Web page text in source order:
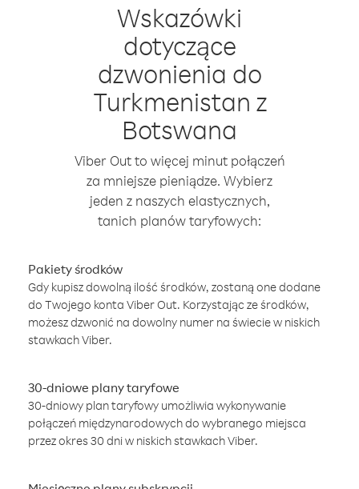
Wskazówki
dotyczące
dzwonienia do
Turkmenistan z
Botswana
Viber Out to więcej minut połączeń
za mniejsze pieniądze. Wybierz
jeden z naszych elastycznych,
tanich planów taryfowych:
Pakiety środków
Gdy kupisz dowolną ilość środków, zostaną one dodane
do Twojego konta Viber Out. Korzystając ze środków,
możesz dzwonić na dowolny numer na świecie w niskich
stawkach Viber.
30-dniowe plany taryfowe
30-dniowy plan taryfowy umożliwia wykonywanie
połączeń międzynarodowych do wybranego miejsca
przez okres 30 dni w niskich stawkach Viber.